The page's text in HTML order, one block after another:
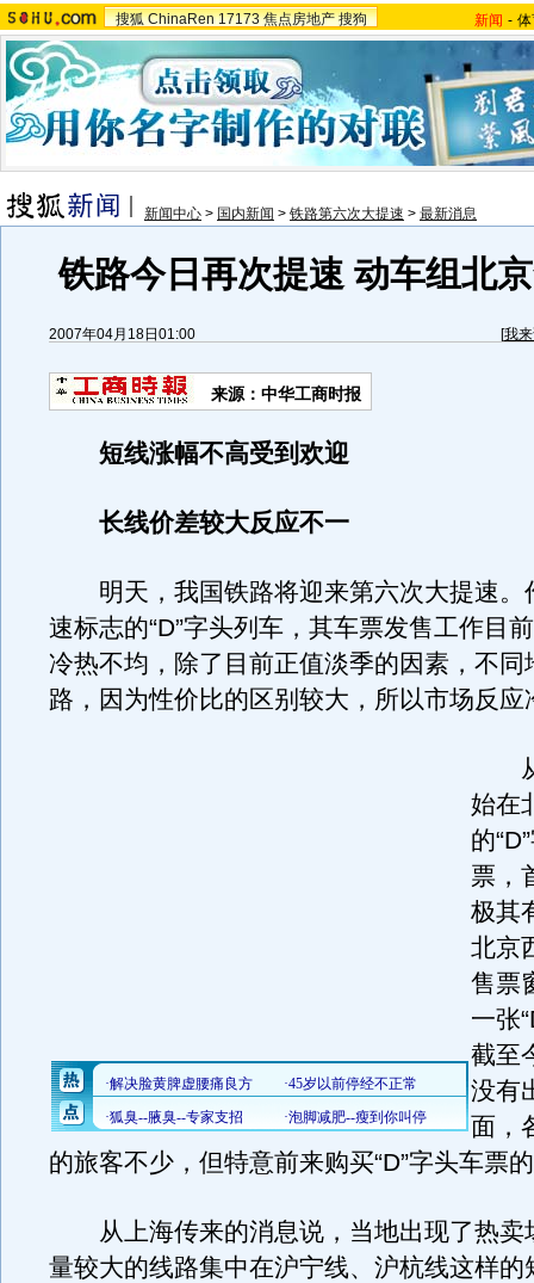
搜狐 ChinaRen 17173 焦点房地产 搜狗 新闻 -
新闻中心 > 国内新闻 > 铁路第六次大提速 > 最新消息
铁路今日再次提速 动车组北
2007年04月18日01:00 [我
来源：中华工商时报
短线涨幅不高受到欢迎
长线价差较大反应不一
明天，我国铁路将迎来第六次大提速。
速标志的“D”字头列车，其车票发售工作目
冷热不均，除了目前正值淡季的因素，不同
路，因为性价比的区别较大，所以市场反应
从
始在
的
票，
极其
北京
售票
一张
截至
没有
面，
的旅客不少，但特意前来购买“D”字头车票
从上海传来的消息说，当地出现了热卖
量较大的线路集中在沪宁线、沪杭线这样的